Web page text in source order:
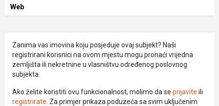
Web
Zanima vas imovina koju posjeduje ovaj subjekt? Naši
registrirani korisnici na ovom mjestu mogu pronaći vrijedna
zemljišta ili nekretnine u vlasništvu određenog poslovnog
subjekta.
Ako želite koristiti ovu funkcionalnost, molimo da se prijavite ili
registrirate . Za primjer prikaza poduzeća sa svim uključenim